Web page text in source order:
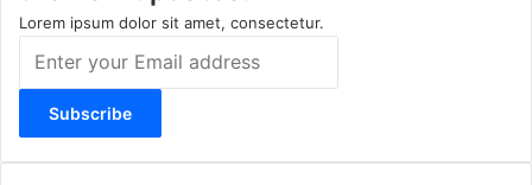
Lorem ipsum dolor sit amet, consectetur.
t